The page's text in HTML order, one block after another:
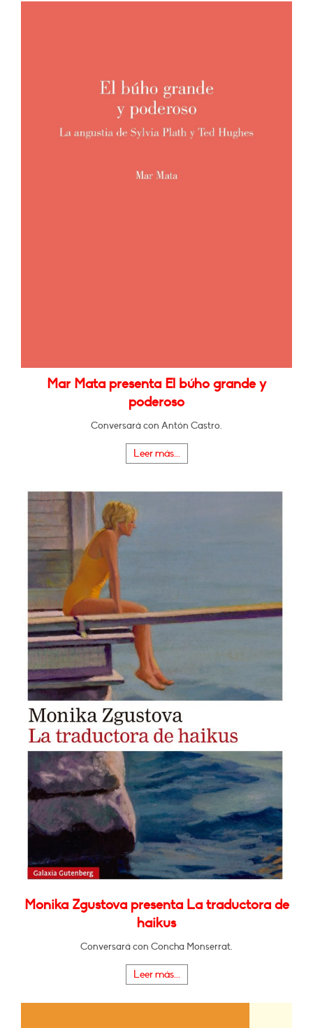
Mar Mata presenta El búho grande y
poderoso
Conversará con Antón Castro.
Leer más...
Monika Zgustova presenta La traductora de
haikus
Conversará con Concha Monserrat.
Leer más...